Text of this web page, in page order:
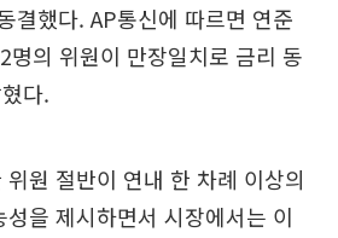
결했다. AP통신에 따르면 연준
명의 위원이 만장일치로 금리 동
다.
원 절반이 연내 한 차례 이상의
을 제시하면서 시장에서는 이